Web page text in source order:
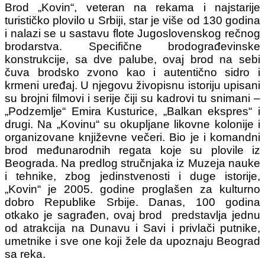
Brod „Kovin“, veteran na rekama i najstarije
turističko plovilo u Srbiji, star je više od 130 godina
i nalazi se u sastavu flote Jugoslovenskog rečnog
brodarstva. Specifične brodograđevinske
konstrukcije, sa dve palube, ovaj brod na sebi
čuva brodsko zvono kao i autentično sidro i
krmeni uređaj. U njegovu živopisnu istoriju upisani
su brojni filmovi i serije čiji su kadrovi tu snimani –
„Podzemlje“ Emira Kusturice, „Balkan ekspres“ i
drugi. Na „Kovinu“ su okupljane likovne kolonije i
organizovane književne večeri. Bio je i komandni
brod međunarodnih regata koje su plovile iz
Beograda. Na predlog stručnjaka iz Muzeja nauke
i tehnike, zbog jedinstvenosti i duge istorije,
„Kovin“ je 2005. godine proglašen za kulturno
dobro Republike Srbije. Danas, 100 godina
otkako je sagrađen, ovaj brod predstavlja jednu
od atrakcija na Dunavu i Savi i privlači putnike,
umetnike i sve one koji žele da upoznaju Beograd
sa reka.